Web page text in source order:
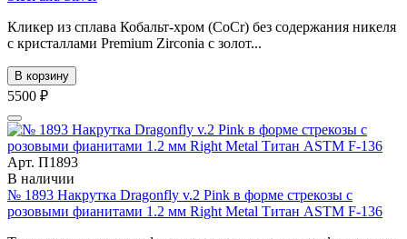
Кликер из сплава Кобальт-хром (CoCr) без содержания никеля
с кристаллами Premium Zirconia с золот...
В корзину
5500 ₽
Арт. П1893
В наличии
№ 1893 Накрутка Dragonfly v.2 Pink в форме стрекозы с
розовыми фианитами 1.2 мм Right Metal Титан ASTM F-136